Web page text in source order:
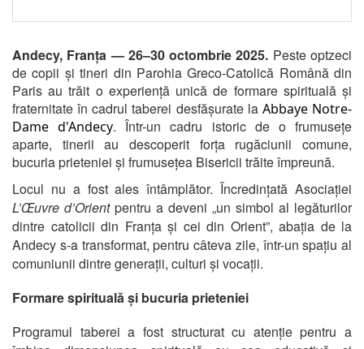
Andecy, Franța — 26–30 octombrie 2025. Peste optzeci
de copii și tineri din Parohia Greco-Catolică Română din
Paris au trăit o experiență unică de formare spirituală și
fraternitate în cadrul taberei desfășurate la Abbaye Notre-
Dame d'Andecy. Într-un cadru istoric de o frumusețe
aparte, tinerii au descoperit forța rugăciunii comune,
bucuria prieteniei și frumusețea Bisericii trăite împreună.
Locul nu a fost ales întâmplător. Încredințată Asociației
L’Œuvre d’Orientpentru a deveni „un simbol al legăturilor
dintre catolicii din Franța și cei din Orient”, abația de la
Andecy s-a transformat, pentru câteva zile, într-un spațiu al
comuniunii dintre generații, culturi și vocații.
Formare spirituală și bucuria prieteniei
Programul taberei a fost structurat cu atenție pentru a